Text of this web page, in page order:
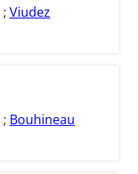
; Viudez
; Bouhineau